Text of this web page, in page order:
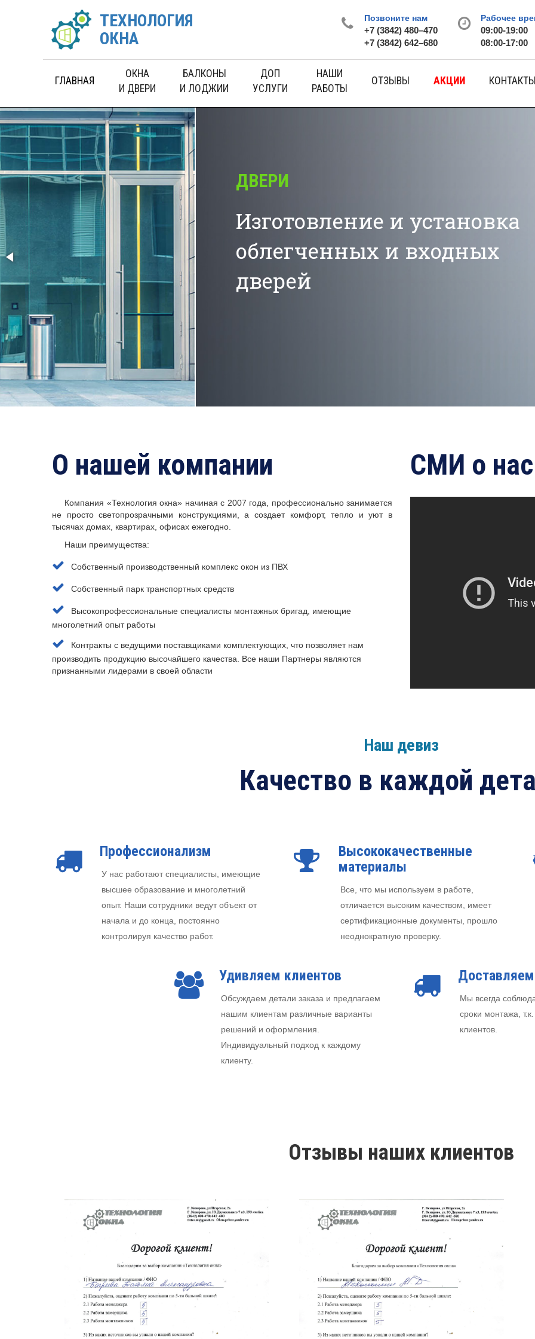
ТЕХНОЛОГИЯ
ОКНА
Позвоните нам
+7 (3842) 480–470
+7 (3842) 642–680
Рабочее
09:00-19:00
08:00-17:00
ГЛАВНАЯ
ОКНА
И ДВЕРИ
БАЛКОНЫ
И ЛОДЖИИ
ДОП
УСЛУГИ
НАШИ
РАБОТЫ
ОТЗЫВЫ АКЦИИ
ДВЕРИ
Изготовление и установка
облегченных и входных
дверей
О нашей компании
Компания «Технология окна» начиная с 2007 года, профессионально занимается
не просто светопрозрачными конструкциями, а создает комфорт, тепло и уют в
тысячах домах, квартирах, офисах ежегодно.
Наши преимущества:
Собственный производственный комплекс окон из ПВХ
Собственный парк транспортных средств
Высокопрофессиональные специалисты монтажных бригад, имеющие
многолетний опыт работы
Контракты с ведущими поставщиками комплектующих, что позволяет нам
производить продукцию высочайшего качества. Все наши Партнеры являются
признанными лидерами в своей области
СМИ о нас
Наш девиз
Качество в каждой
Профессионализм
У нас работают специалисты, имеющие
высшее образование и многолетний
опыт. Наши сотрудники ведут объект от
начала и до конца, постоянно
контролируя качество работ.
Высококачественные
материалы
Все, что мы используем в работе,
отличается высоким качеством, имеет
сертификационные документы, прошло
неоднократную проверку.
Удивляем клиентов
Обсуждаем детали заказа и предлагаем
нашим клиентам различные варианты
решений и оформления.
Индивидуальный подход к каждому
клиенту.
Мы всегда
сроки монтажа,
клиентов.
Отзывы наших клиентов